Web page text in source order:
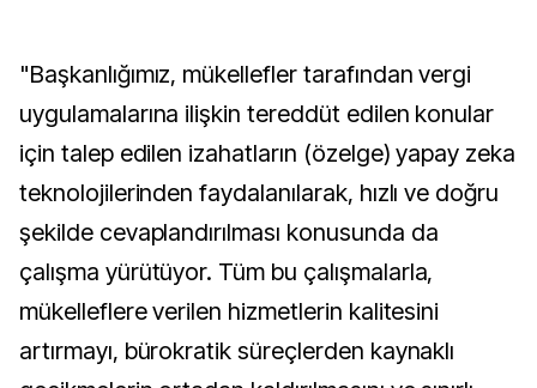
"Başkanlığımız, mükellefler tarafından vergi
uygulamalarına ilişkin tereddüt edilen konular
için talep edilen izahatların (özelge) yapay zeka
teknolojilerinden faydalanılarak, hızlı ve doğru
şekilde cevaplandırılması konusunda da
çalışma yürütüyor. Tüm bu çalışmalarla,
mükelleflere verilen hizmetlerin kalitesini
artırmayı, bürokratik süreçlerden kaynaklı